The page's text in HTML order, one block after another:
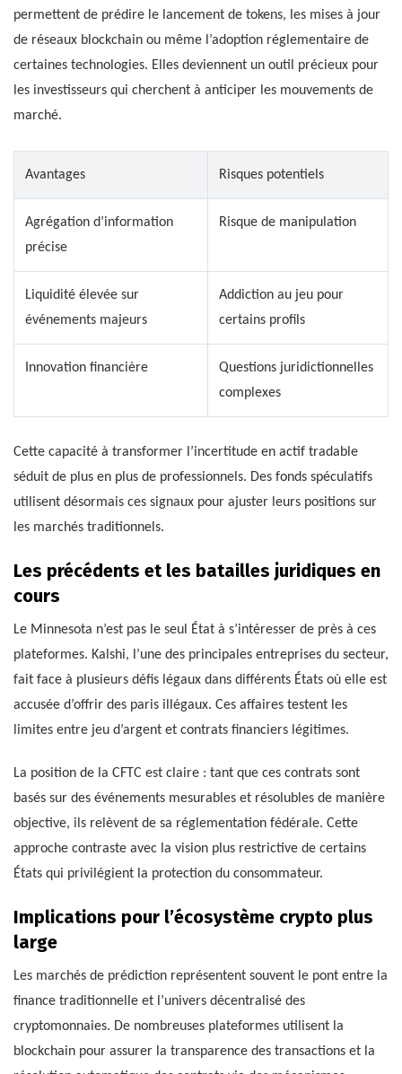
permettent de prédire le lancement de tokens, les mises à jour
de réseaux blockchain ou même l’adoption réglementaire de
certaines technologies. Elles deviennent un outil précieux pour
les investisseurs qui cherchent à anticiper les mouvements de
marché.
Avantages Risques potentiels
Agrégation d’information
précise
Risque de manipulation
Liquidité élevée sur
événements majeurs
Addiction au jeu pour
certains profils
Innovation financière
Questions juridictionnelles
complexes
Cette capacité à transformer l’incertitude en actif tradable
séduit de plus en plus de professionnels. Des fonds spéculatifs
utilisent désormais ces signaux pour ajuster leurs positions sur
les marchés traditionnels.
Les précédents et les batailles juridiques en
cours
Le Minnesota n’est pas le seul État à s’intéresser de près à ces
plateformes. Kalshi, l’une des principales entreprises du secteur,
fait face à plusieurs défis légaux dans différents États où elle est
accusée d’offrir des paris illégaux. Ces affaires testent les
limites entre jeu d’argent et contrats financiers légitimes.
La position de la CFTC est claire : tant que ces contrats sont
basés sur des événements mesurables et résolubles de manière
objective, ils relèvent de sa réglementation fédérale. Cette
approche contraste avec la vision plus restrictive de certains
États qui privilégient la protection du consommateur.
Implications pour l’écosystème crypto plus
large
Les marchés de prédiction représentent souvent le pont entre la
finance traditionnelle et l’univers décentralisé des
cryptomonnaies. De nombreuses plateformes utilisent la
blockchain pour assurer la transparence des transactions et la